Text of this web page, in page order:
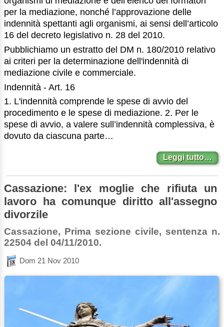
per la mediazione, nonché l’approvazione delle
indennità spettanti agli organismi, ai sensi dell’articolo
16 del decreto legislativo n. 28 del 2010.
Pubblichiamo un estratto del DM n. 180/2010 relativo
ai criteri per la determinazione dell'indennità di
mediazione civile e commerciale.
Indennità - Art. 16
1. L'indennità comprende le spese di avvio del
procedimento e le spese di mediazione. 2. Per le
spese di avvio, a valere sull’indennità complessiva, è
dovuto da ciascuna parte…
Leggi tutto…
Cassazione: l'ex moglie che rifiuta un
lavoro ha comunque diritto all'assegno
divorzile
Cassazione, Prima sezione civile, sentenza n.
22504 del 04/11/2010.
Dom 21 Nov 2010